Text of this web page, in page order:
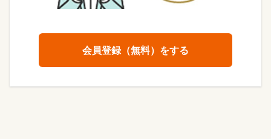
会員登録（無料）をする